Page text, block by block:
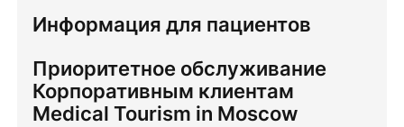
Информация для пациентов
Приоритетное обслуживание
Корпоративным клиентам
Medical Tourism in Moscow